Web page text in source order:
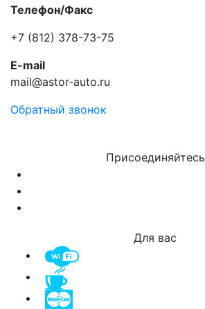
Телефон/Факс
+7 (812) 378-73-75
E-mail
mail@astor-auto.ru
Обратный звонок
Присоединяйтесь
Для вас